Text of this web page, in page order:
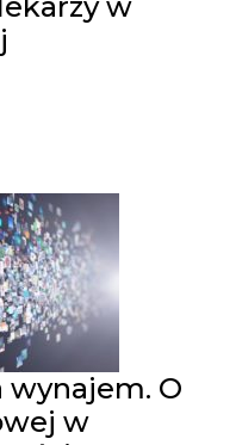
wynajem. O
w